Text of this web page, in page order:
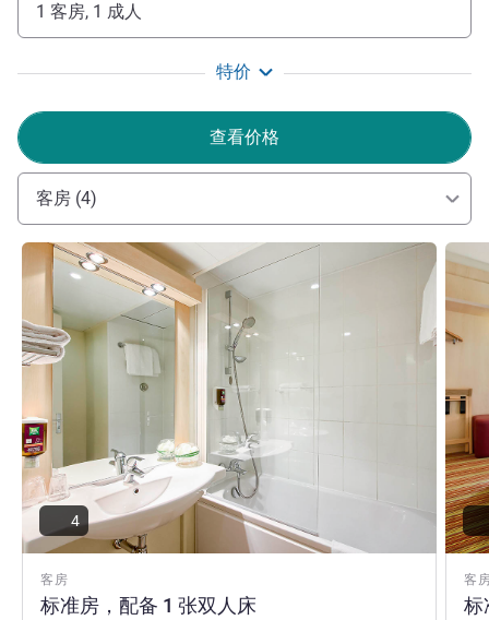
程。
本酒店已获得安心悦界认证，确保部署全面的卫生措施，
您的光临！
Cédric LE MILLIN 酒店管理
1 客房, 1 成人
特价
查看价格
客房 (4)
客房
标准房，配备 1 张双人床
请参阅详情
4
客
标
请参